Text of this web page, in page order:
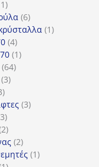
11
προϊόντα
66
προϊόντα
11
44
προϊόντα
11
6464
33
3
προϊόντα
33
33
προϊόντα
22
προϊόντα
22
προϊόντα
11